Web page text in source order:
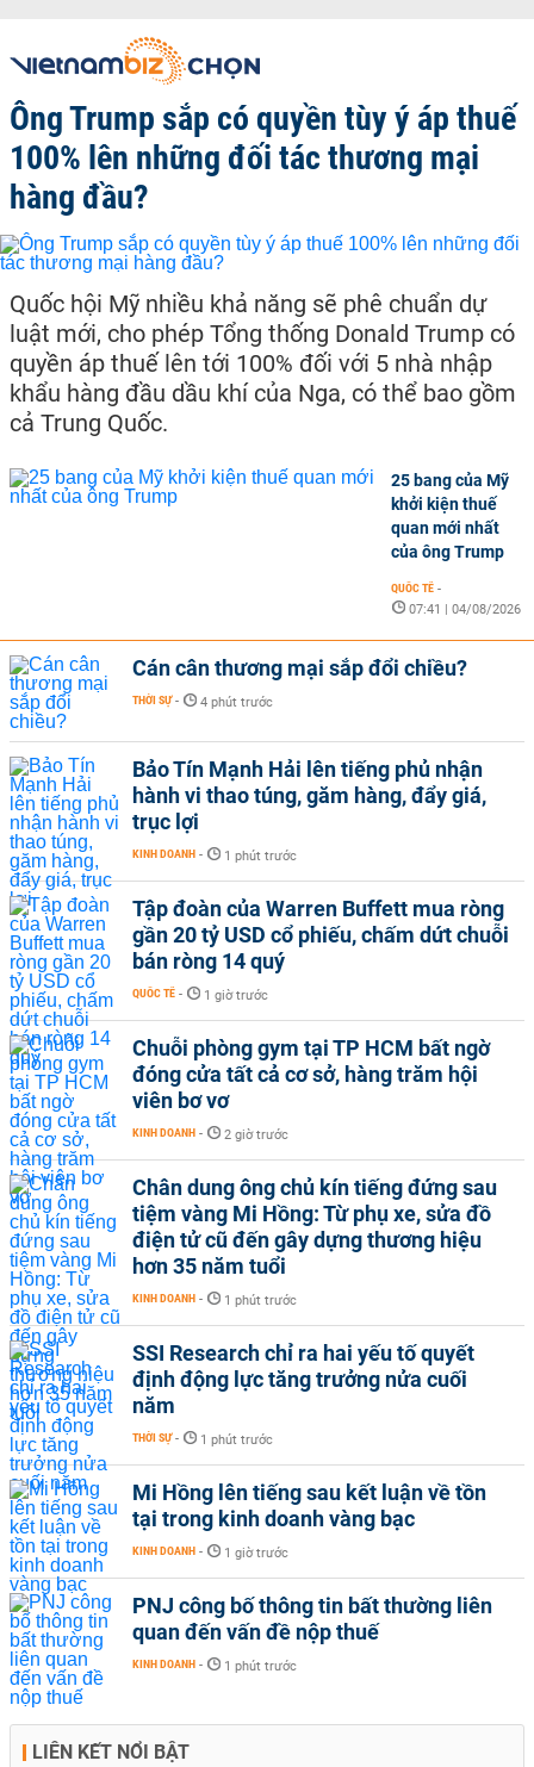
Ông Trump sắp có quyền tùy ý áp thuế
100% lên những đối tác thương mại
hàng đầu?
Quốc hội Mỹ nhiều khả năng sẽ phê chuẩn dự
luật mới, cho phép Tổng thống Donald Trump có
quyền áp thuế lên tới 100% đối với 5 nhà nhập
khẩu hàng đầu dầu khí của Nga, có thể bao gồm
cả Trung Quốc.
25 bang của Mỹ
khởi kiện thuế
quan mới nhất
của ông Trump
QUỐC TẾ -
07:41 | 04/08/2026
Cán cân thương mại sắp đổi chiều?
THỜI SỰ - 4 phút trước
Bảo Tín Mạnh Hải lên tiếng phủ nhận
hành vi thao túng, găm hàng, đẩy giá,
trục lợi
KINH DOANH - 1 phút trước
Tập đoàn của Warren Buffett mua ròng
gần 20 tỷ USD cổ phiếu, chấm dứt chuỗi
bán ròng 14 quý
QUỐC TẾ - 1 giờ trước
Chuỗi phòng gym tại TP HCM bất ngờ
đóng cửa tất cả cơ sở, hàng trăm hội
viên bơ vơ
KINH DOANH - 2 giờ trước
Chân dung ông chủ kín tiếng đứng sau
tiệm vàng Mi Hồng: Từ phụ xe, sửa đồ
điện tử cũ đến gây dựng thương hiệu
hơn 35 năm tuổi
KINH DOANH - 1 phút trước
SSI Research chỉ ra hai yếu tố quyết
định động lực tăng trưởng nửa cuối
năm
THỜI SỰ - 1 phút trước
Mi Hồng lên tiếng sau kết luận về tồn
tại trong kinh doanh vàng bạc
KINH DOANH - 1 giờ trước
PNJ công bố thông tin bất thường liên
quan đến vấn đề nộp thuế
KINH DOANH - 1 phút trước
LIÊN KẾT NỔI BẬT